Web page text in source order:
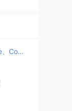
深入理解 Java 并发：Future、CompletableFuture 和 FutureTask